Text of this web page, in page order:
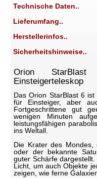
Technische Daten..
Lieferumfang..
Herstellerinfos..
Sicherheitshinweise..
Orion
Einsteigerteleskop
Das Orion StarBlast 6
für Einsteiger, aber
Fortgeschrittene gut
wenigen Minuten
leistungsfähigen
ins Weltall.
Die Krater des Mondes,
oder der bekannte
guter Schärfe
Licht, um auch Objekte
zeigen, wie ferne